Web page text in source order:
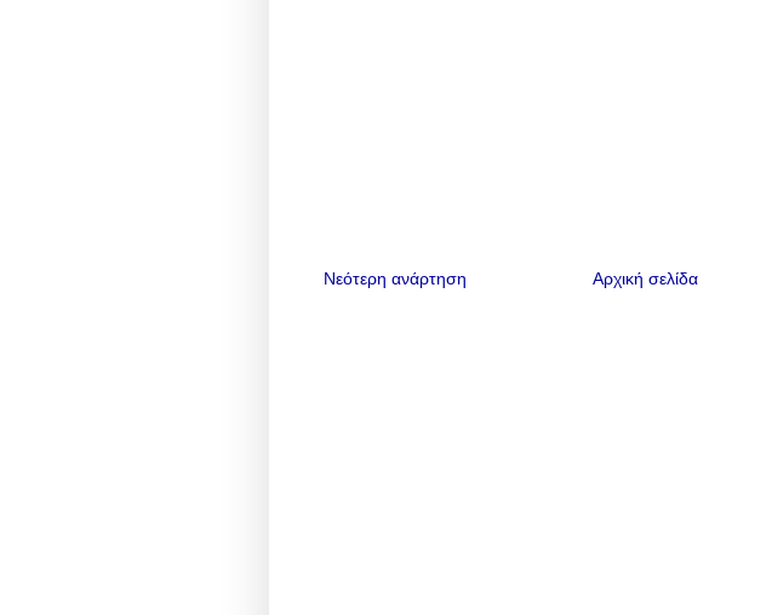
Νεότερη ανάρτηση Αρχική σελίδα